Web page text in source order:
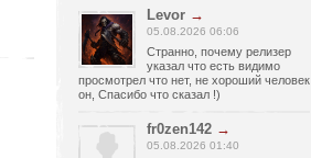
Levor →
05.08.2026 06:06
Странно, почему релизер
указал что есть видимо
просмотрел что нет, не хороший человек
он, Спасибо что сказал !)
fr0zen142 →
05.08.2026 01:40